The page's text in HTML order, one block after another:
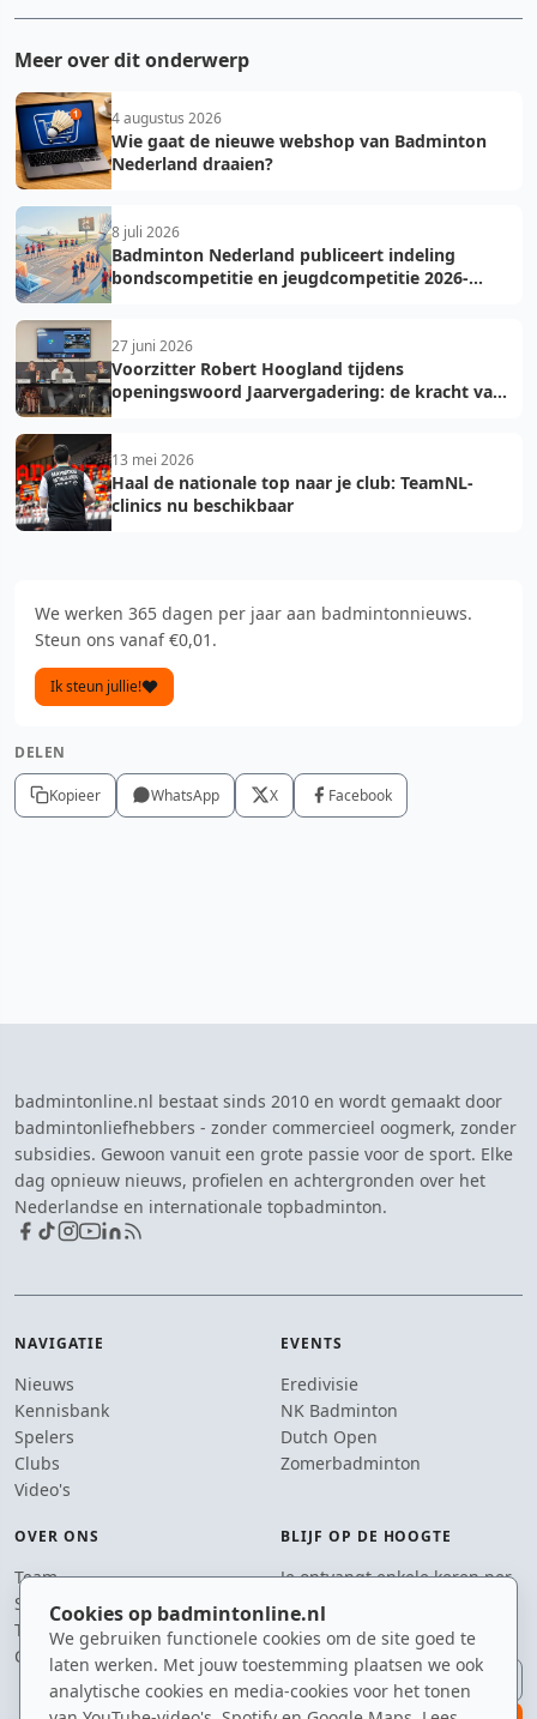
Cookies op badmintonline.nl
We gebruiken functionele cookies om de site goed te
laten werken. Met jouw toestemming plaatsen we ook
analytische cookies en media-cookies voor het tonen
Meer over dit onderwerp
4 augustus 2026
Wie gaat de nieuwe webshop van Badminton
Nederland draaien?
8 juli 2026
Badminton Nederland publiceert indeling
bondscompetitie en jeugdcompetitie 2026-
27 juni 2026
Voorzitter Robert Hoogland tijdens
openingswoord Jaarvergadering: de kracht van
13 mei 2026
Haal de nationale top naar je club: TeamNL-
clinics nu beschikbaar
We werken 365 dagen per jaar aan badmintonnieuws.
Steun ons vanaf €0,01.
Ik steun jullie!
DELEN
Kopieer WhatsApp X Facebook
badmintonline.nl bestaat sinds 2010 en wordt gemaakt door
badmintonliefhebbers - zonder commercieel oogmerk, zonder
subsidies. Gewoon vanuit een grote passie voor de sport. Elke
dag opnieuw nieuws, profielen en achtergronden over het
Nederlandse en internationale topbadminton.
NAVIGATIE
Nieuws
Kennisbank
Spelers
Clubs
Video's
EVENTS
Eredivisie
NK Badminton
Dutch Open
Zomerbadminton
OVER ONS
Team
Supporters
Tip de redactie
Contact
BLIJF OP DE HOOGTE
Je ontvangt enkele keren per
jaar een e-mail met het
laatste badmintonnieuws.
E-mailadres